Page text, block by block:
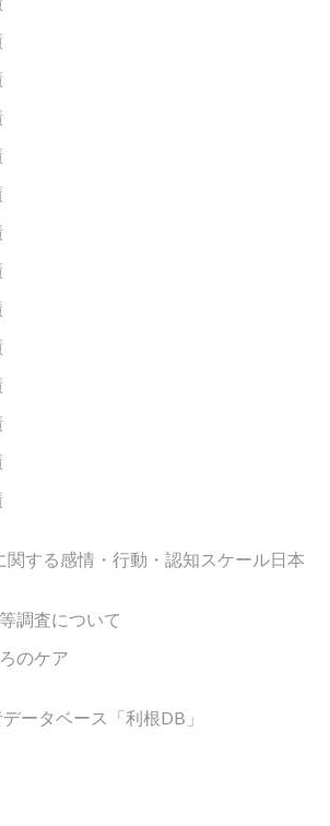
関する感情・行動・認知スケール日本
調査について
のケア
ータベース「利根DB」